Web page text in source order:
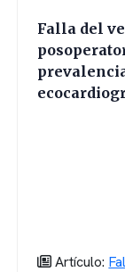
Falla del
Artículo: